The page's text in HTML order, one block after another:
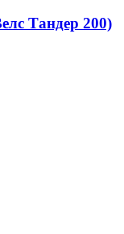
Тандер 200)